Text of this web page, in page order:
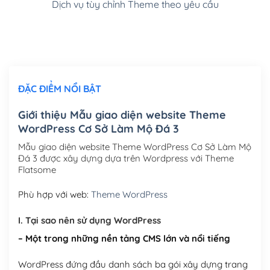
Cài đặt SMTP Mail cho site Wordpress(+100,000₫)
Mua thêm Host + Tên miền
Tên miền quốc tế .com .net .org (1 năm)
Tên miền Việt Nam .vn (1 năm)(+550,000₫)
Hosting 2GB SSD (1 năm) (+450,000₫)
Hosting 8GB SSD (1 năm) (+950,000₫)
Dịch vụ tùy chỉnh Theme theo yêu cầu
ĐẶC ĐIỂM NỔI BẬT
Giới thiệu Mẫu giao diện website Theme
WordPress Cơ Sở Làm Mộ Đá 3
Mẫu giao diện website Theme WordPress Cơ Sở Làm Mộ
Đá 3 được xây dựng dựa trên Wordpress với Theme
Flatsome
Phù hợp với web: Theme WordPress
I. Tại sao nên sử dụng WordPress
– Một trong những nền tảng CMS lớn và nổi tiếng
WordPress đứng đầu danh sách ba gói xây dựng trang